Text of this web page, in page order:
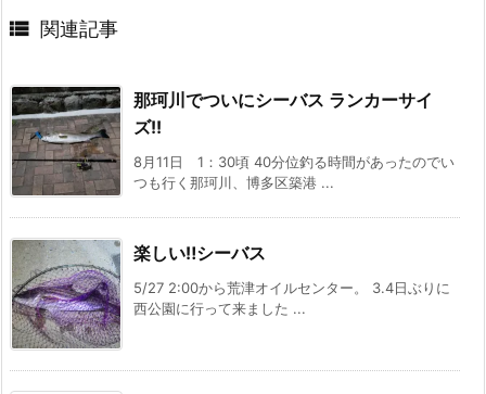
 関連記事
那珂川でついにシーバス ランカーサイ
ズ!!
8月11日 1：30頃 40分位釣る時間があったのでい
つも行く那珂川、博多区築港 ...
楽しい‼︎シーバス
5/27 2:00から荒津オイルセンター。 3.4日ぶりに
西公園に行って来ました ...